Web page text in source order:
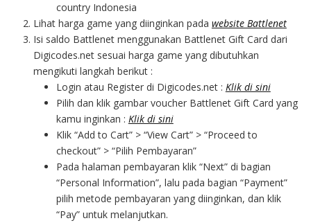
country Indonesia
Lihat harga game yang diinginkan pada website Battlenet
Isi saldo Battlenet menggunakan Battlenet Gift Card dari
Digicodes.net sesuai harga game yang dibutuhkan
mengikuti langkah berikut :
Login atau Register di Digicodes.net : Klik di sini
Pilih dan klik gambar voucher Battlenet Gift Card yang
kamu inginkan : Klik di sini
Klik “Add to Cart” > “View Cart” > “Proceed to
checkout” > “Pilih Pembayaran”
Pada halaman pembayaran klik “Next” di bagian
“Personal Information”, lalu pada bagian “Payment”
pilih metode pembayaran yang diinginkan, dan klik
“Pay” untuk melanjutkan.